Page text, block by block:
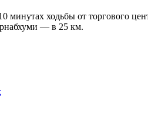
минутах ходьбы от торгового
— в 25 км.